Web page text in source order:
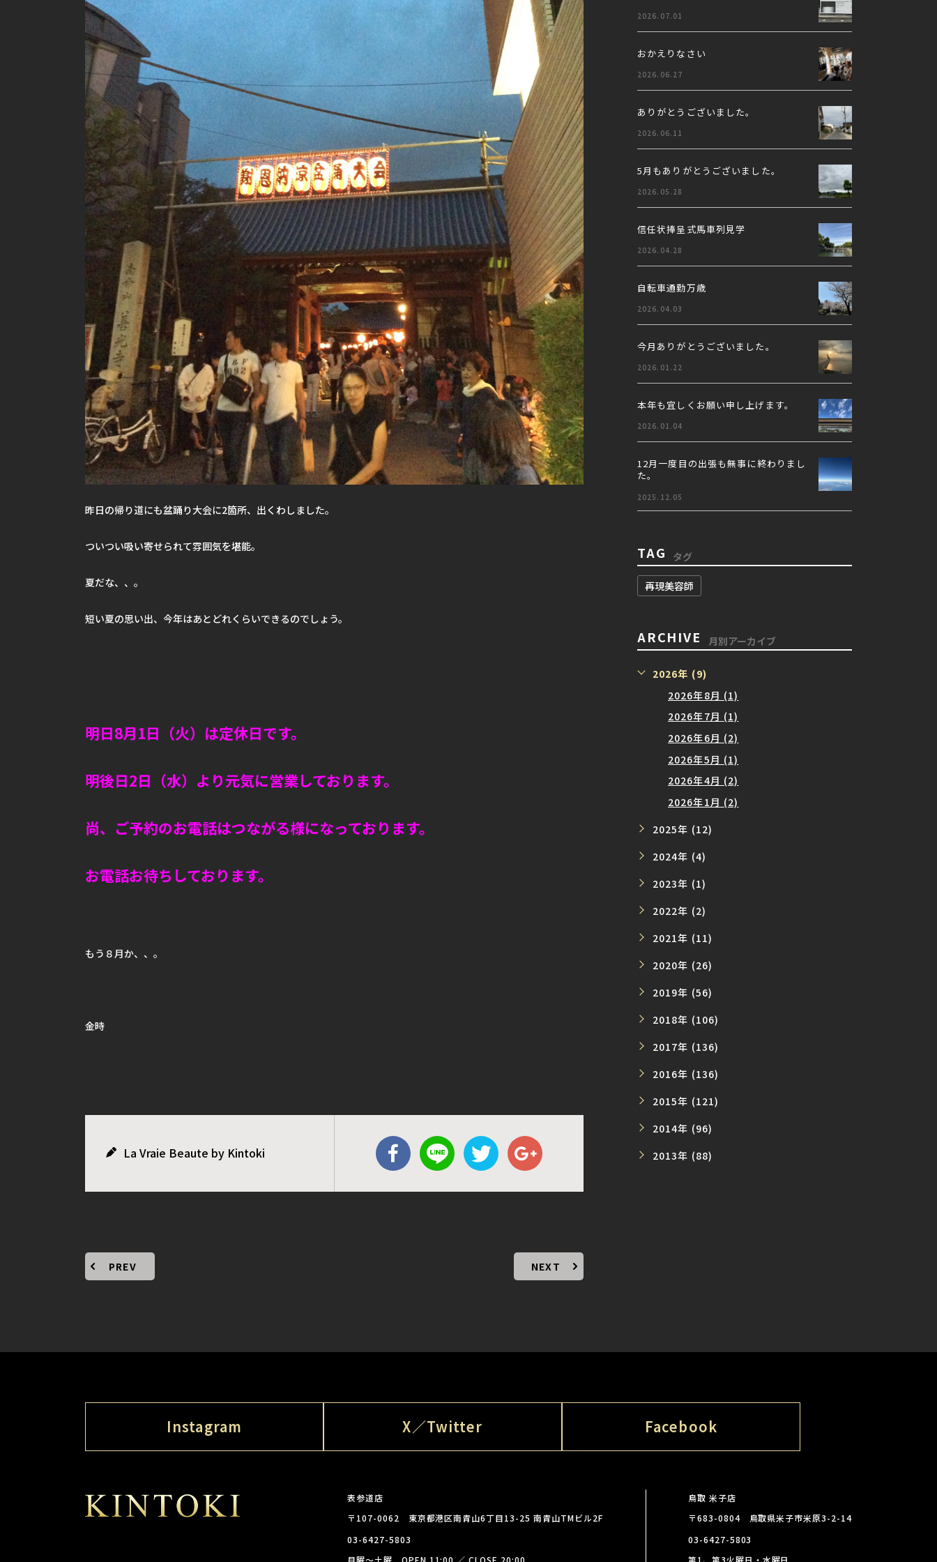
昨日の帰り道にも盆踊り大会に2箇所、出くわしました。
ついつい吸い寄せられて雰囲気を堪能。
夏だな、、。
短い夏の思い出、今年はあとどれくらいできるのでしょう。
明日8月1日（火）は定休日です。
明後日2日（水）より元気に営業しております。
尚、ご予約のお電話はつながる様になっております。
お電話お待ちしております。
もう８月か、、。
金時
La Vraie Beaute by Kintoki
PREV NEXT
2026.07.01
おかえりなさい
2026.06.27
ありがとうございました。
2026.06.11
5月もありがとうございました。
2026.05.28
信任状捧呈式馬車列見学
2026.04.28
自転車通勤万歳
2026.04.03
今月ありがとうございました。
2026.01.22
本年も宜しくお願い申し上げます。
2026.01.04
12月一度目の出張も無事に終わりまし
た。
2025.12.05
TAG タグ
再現美容師
ARCHIVE 月別アーカイブ
2026年 (9)
2026年8月 (1)
2026年7月 (1)
2026年6月 (2)
2026年5月 (1)
2026年4月 (2)
2026年1月 (2)
2025年 (12)
2024年 (4)
2023年 (1)
2022年 (2)
2021年 (11)
2020年 (26)
2019年 (56)
2018年 (106)
2017年 (136)
2016年 (136)
2015年 (121)
2014年 (96)
2013年 (88)
Instagram X／Twitter Facebook
表参道店
〒107-0062 東京都港区南青山6丁目13-25 南青山TMビル2F
03-6427-5803
月曜～土曜 OPEN 11:00 ／ CLOSE 20:00
鳥取 米子店
〒683-0804 鳥取県米子市米原3-2-14
03-6427-5803
第1、第3火曜日・水曜日